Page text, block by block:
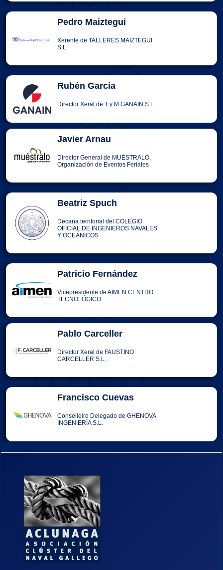
Pedro Maiztegui
Xerente de TALLERES MAIZTEGUI
S.L.
Rubén García
Director Xeral de T y M GANAIN S.L.
Javier Arnau
Director General de MUÉSTRALO,
Organización de Eventos Feriales
Beatriz Spuch
Decana territorial del COLEGIO
OFICIAL DE INGENIEROS NAVALES
Y OCEÁNICOS
Patricio Fernández
Vicepresidente de AIMEN CENTRO
TECNOLÓGICO
Pablo Carceller
Director Xeral de FAUSTINO
CARCELLER S.L.
Francisco Cuevas
Conselleiro Delegado de GHENOVA
INGENIERÍA S.L.